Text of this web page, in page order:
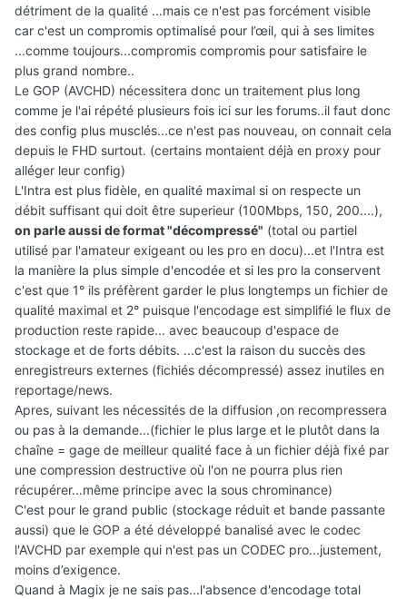
détriment de la qualité ...mais ce n'est pas forcément visible
car c'est un compromis optimalisé pour l’œil, qui à ses limites
...comme toujours...compromis compromis pour satisfaire le
plus grand nombre..
Le GOP (AVCHD) nécessitera donc un traitement plus long
comme je l'ai répété plusieurs fois ici sur les forums..il faut donc
des config plus musclés...ce n'est pas nouveau, on connait cela
depuis le FHD surtout. (certains montaient déjà en proxy pour
alléger leur config)
L'Intra est plus fidèle, en qualité maximal si on respecte un
débit suffisant qui doit être superieur (100Mbps, 150, 200....),
on parle aussi de format "décompressé" (total ou partiel
utilisé par l'amateur exigeant ou les pro en docu)...et l'Intra est
la manière la plus simple d'encodée et si les pro la conservent
c'est que 1° ils préfèrent garder le plus longtemps un fichier de
qualité maximal et 2° puisque l'encodage est simplifié le flux de
production reste rapide... avec beaucoup d'espace de
stockage et de forts débits. ...c'est la raison du succès des
enregistreurs externes (fichiés décompressé) assez inutiles en
reportage/news.
Apres, suivant les nécessités de la diffusion ,on recompressera
ou pas à la demande...(fichier le plus large et le plutôt dans la
chaîne = gage de meilleur qualité face à un fichier déjà fixé par
une compression destructive où l'on ne pourra plus rien
récupérer...même principe avec la sous chrominance)
C'est pour le grand public (stockage réduit et bande passante
aussi) que le GOP a été développé banalisé avec le codec
l'AVCHD par exemple qui n'est pas un CODEC pro...justement,
moins d’exigence.
Quand à Magix je ne sais pas...l'absence d'encodage total